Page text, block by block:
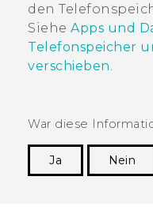
den
Siehe Apps und
Telefonspeicher
verschieben.
War diese
Ja
Nein